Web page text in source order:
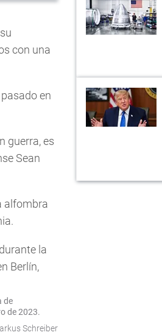
con una
en
guerra, es
Sean
alfombra
de
de 2023.
Schreiber